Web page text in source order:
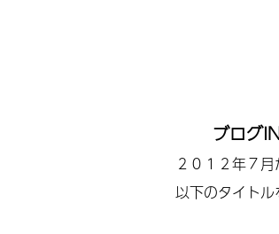
ブログ
２０１２年７
以下のタイトル